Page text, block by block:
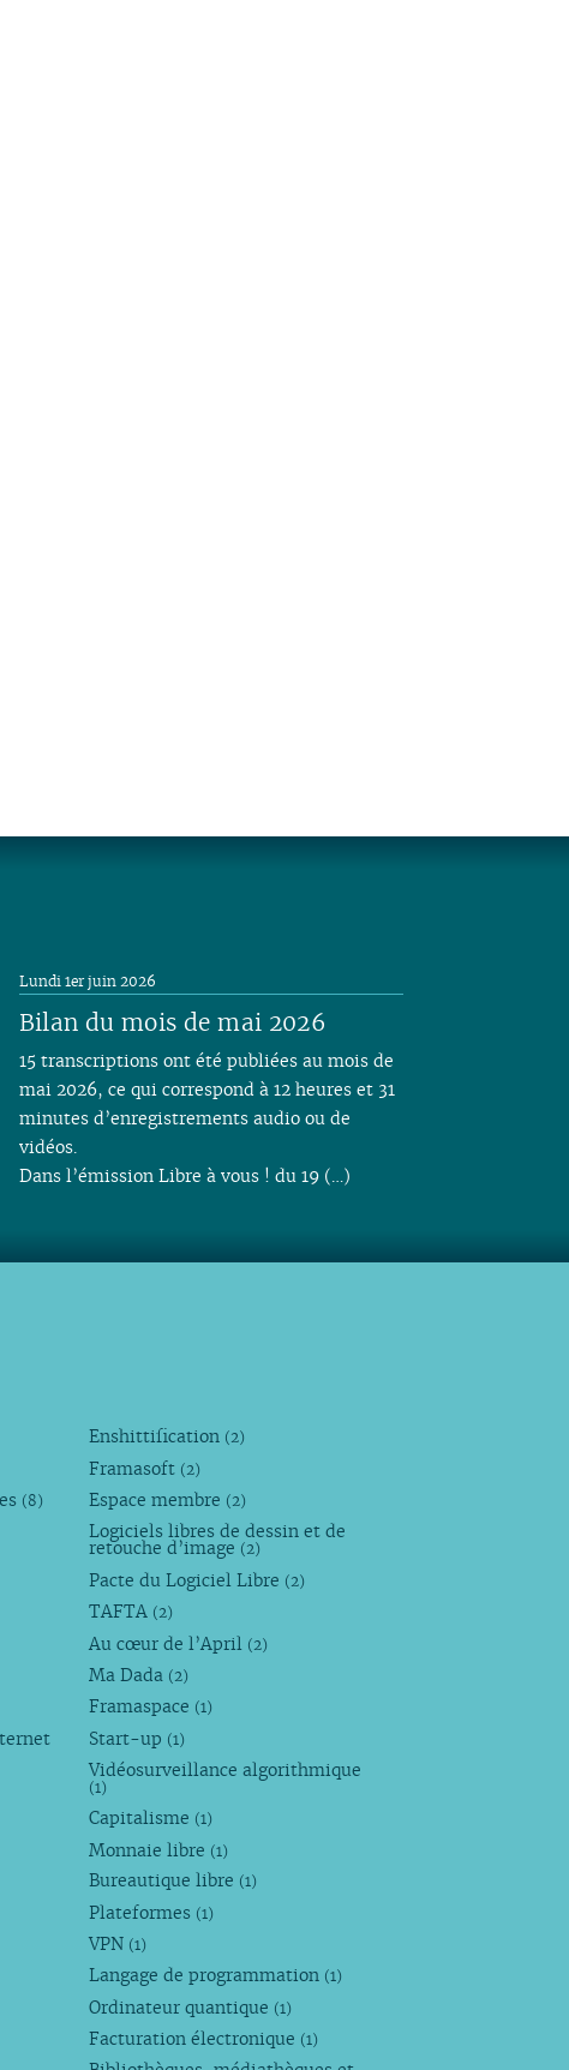
Bilan du mois de mai 2026
Lundi 1er juin 2026
15 transcriptions ont été publiées au mois de
mai 2026, ce qui correspond à 12 heures et 31
minutes d’enregistrements audio ou de
vidéos.
Dans l’émission Libre à vous ! du 19 (…)
(8)
Enshittification (2)
Framasoft (2)
Espace membre (2)
Logiciels libres de dessin et de
retouche d’image (2)
Pacte du Logiciel Libre (2)
TAFTA (2)
Au cœur de l’April (2)
Ma Dada (2)
Framaspace (1)
Start-up (1)
Vidéosurveillance algorithmique
(1)
Capitalisme (1)
Monnaie libre (1)
Bureautique libre (1)
Plateformes (1)
VPN (1)
Langage de programmation (1)
Ordinateur quantique (1)
Facturation électronique (1)